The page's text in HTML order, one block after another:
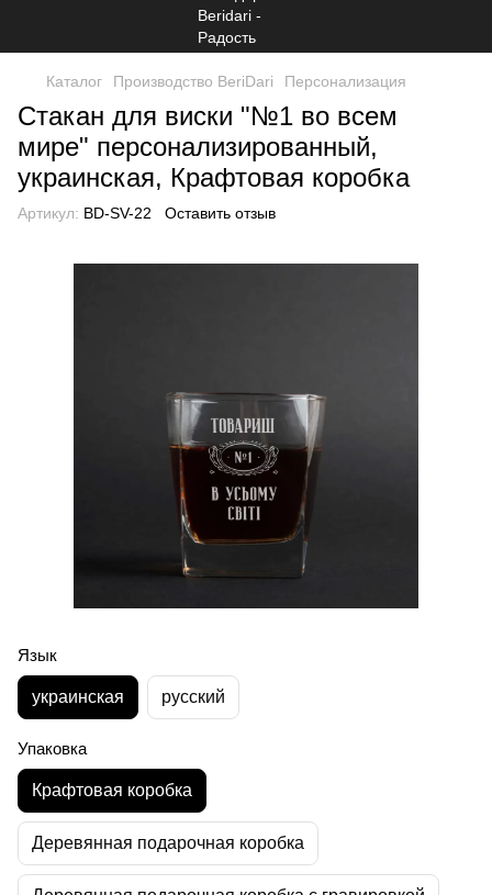
Каталог Производство BeriDari Персонализация
Стакан для виски "№1 во всем
мире" персонализированный,
украинская, Крафтовая коробка
Артикул: BD-SV-22 Оставить отзыв
Язык
украинская русский
Упаковка
Крафтовая коробка
Деревянная подарочная коробка